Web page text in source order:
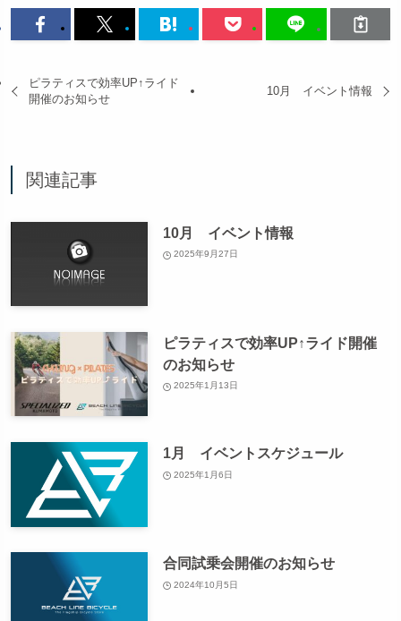
ピラティスで効率UP↑ライド
開催のお知らせ
10月 イベント情報
関連記事
10月 イベント情報
2025年9月27日
ピラティスで効率UP↑ライド開催
のお知らせ
2025年1月13日
1月 イベントスケジュール
2025年1月6日
合同試乗会開催のお知らせ
2024年10月5日